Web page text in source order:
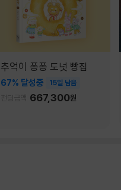
추억이 퐁퐁 도넛 빵집
67% 달성중 15일 남음
펀딩금액 667,300원